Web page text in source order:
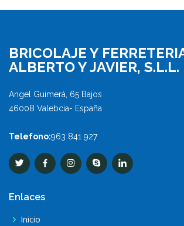
BRICOLAJE Y
ALBERTO Y JAVIER, S.L.L.
Angel Guimerá, 65 Bajos
46008 Valebcia- España
Telefono:963 841 927
Enlaces
Inicio